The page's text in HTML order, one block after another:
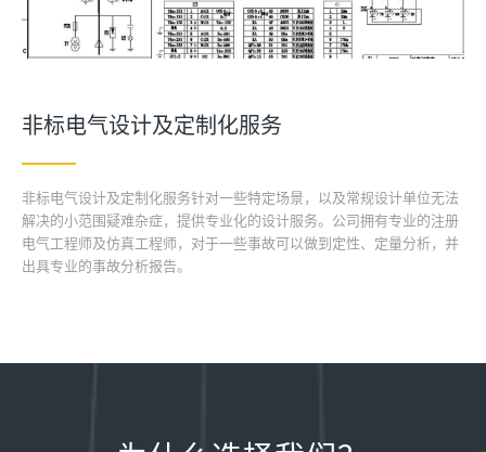
非标电气设计及定制化服务
非标电气设计及定制化服务针对一些特定场景，以及常规设计单位无法
解决的小范围疑难杂症，提供专业化的设计服务。公司拥有专业的注册
电气工程师及仿真工程师，对于一些事故可以做到定性、定量分析，并
出具专业的事故分析报告。